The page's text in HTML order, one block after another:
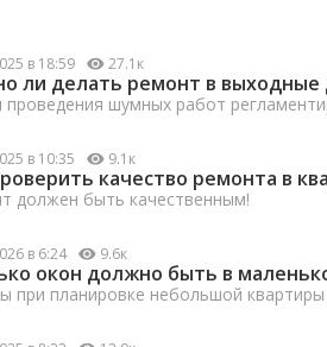
в 18:59 27.1к
ли делать ремонт в выходные
проведения шумных работ
в 10:35 9.1к
качество ремонта в
должен быть качественным!
в 6:24 9.6к
окон должно быть в
при планировке небольшой квартиры